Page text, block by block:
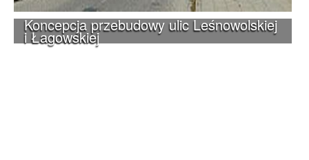
Koncepcja przebudowy ulic Leśnowolskiej
i Łagowskiej